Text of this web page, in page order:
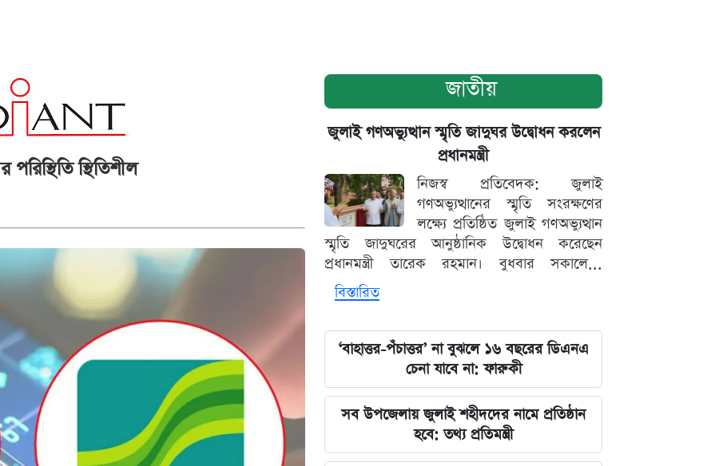
স্থিতিশীল
জাতীয়
জুলাই গণঅভ্যুত্থান স্মৃতি জাদুঘর উদ্বোধন করলেন
প্রধানমন্ত্রী
নিজস্ব প্রতিবেদক: জুলাই
গণঅভ্যুত্থানের স্মৃতি সংরক্ষণের
লক্ষ্যে প্রতিষ্ঠিত জুলাই গণঅভ্যুত্থান
স্মৃতি জাদুঘরের আনুষ্ঠানিক উদ্বোধন করেছেন
প্রধানমন্ত্রী তারেক রহমান। বুধবার সকালে...
বিস্তারিত
‘বাহাত্তর-পঁচাত্তর’ না বুঝলে ১৬ বছরের ডিএনএ
চেনা যাবে না: ফারুকী
সব উপজেলায় জুলাই শহীদদের নামে প্রতিষ্ঠান
হবে: তথ্য প্রতিমন্ত্রী